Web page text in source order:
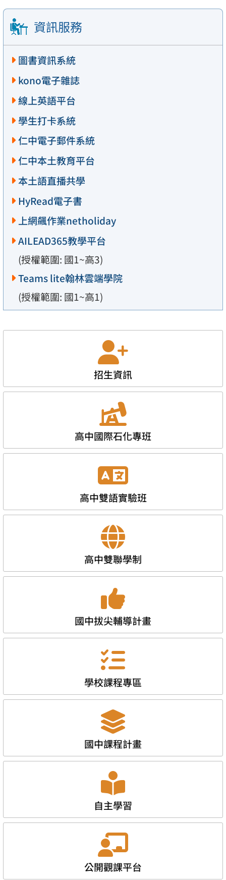
資訊服務
圖書資訊系統
kono電子雜誌
線上英語平台
學生打卡系統
仁中電子郵件系統
仁中本土教育平台
本土語直播共學
HyRead電子書
上網飆作業netholiday
AILEAD365教學平台
(授權範圍: 國1~高3)
Teams lite翰林雲端學院
(授權範圍: 國1~高1)
招生資訊
高中國際石化專班
高中雙語實驗班
高中雙聯學制
國中拔尖輔導計畫
學校課程專區
國中課程計畫
自主學習
公開觀課平台